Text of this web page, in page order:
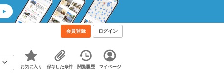
会員登録 ログイン
お気に入り 保存した条件 閲覧履歴 マイページ